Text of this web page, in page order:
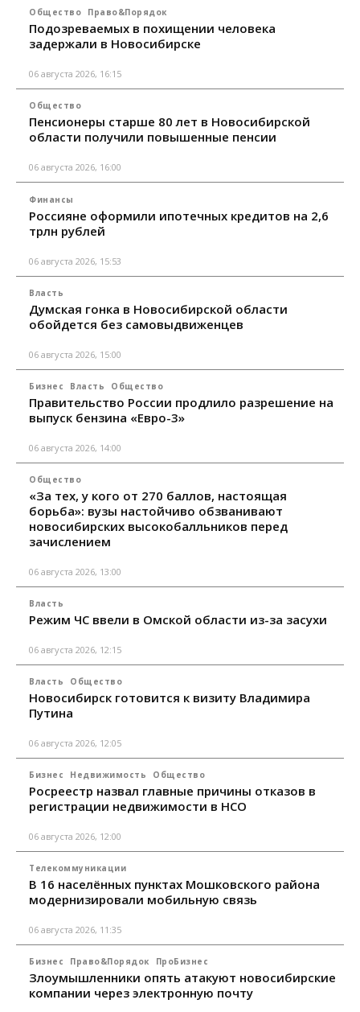
Общество Право&Порядок
Подозреваемых в похищении человека
задержали в Новосибирске
06 августа 2026, 16:15
Общество
Пенсионеры старше 80 лет в Новосибирской
области получили повышенные пенсии
06 августа 2026, 16:00
Финансы
Россияне оформили ипотечных кредитов на 2,6
трлн рублей
06 августа 2026, 15:53
Власть
Думская гонка в Новосибирской области
обойдется без самовыдвиженцев
06 августа 2026, 15:00
Бизнес Власть Общество
Правительство России продлило разрешение на
выпуск бензина «Евро-3»
06 августа 2026, 14:00
Общество
«За тех, у кого от 270 баллов, настоящая
борьба»: вузы настойчиво обзванивают
новосибирских высокобалльников перед
зачислением
06 августа 2026, 13:00
Власть
Режим ЧС ввели в Омской области из-за засухи
06 августа 2026, 12:15
Власть Общество
Новосибирск готовится к визиту Владимира
Путина
06 августа 2026, 12:05
Бизнес Недвижимость Общество
Росреестр назвал главные причины отказов в
регистрации недвижимости в НСО
06 августа 2026, 12:00
Телекоммуникации
В 16 населённых пунктах Мошковского района
модернизировали мобильную связь
06 августа 2026, 11:35
Бизнес Право&Порядок ПроБизнес
Злоумышленники опять атакуют новосибирские
компании через электронную почту